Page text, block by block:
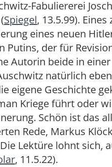
Fabuliererei
Spiegel, 13.5.99).
eines neuen
Putins, der für
Autorin beide in
natürlich
eigene Geschichte
Kriege führt oder
Schön ist das
Rede, Markus
Lektüre lohnt sich,
, 11.5.22).